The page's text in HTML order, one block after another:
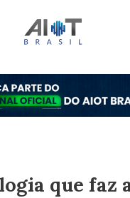
que faz